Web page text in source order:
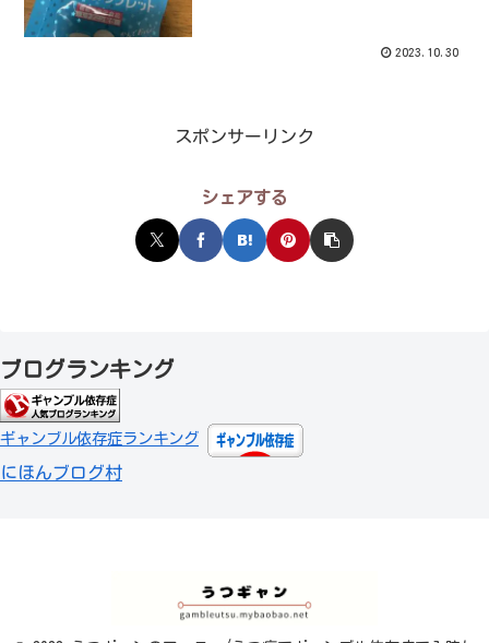
2023.10.30
スポンサーリンク
シェアする
ブログランキング
ギャンブル依存症ランキング
にほんブログ村